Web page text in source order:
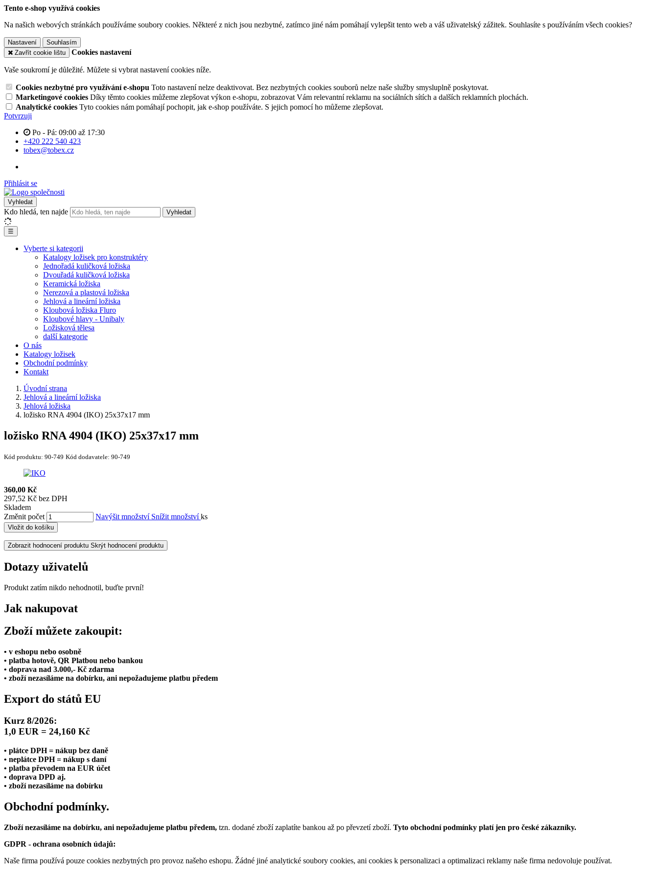
Tento e-shop využívá cookies
Na našich webových stránkách používáme soubory cookies. Některé z nich jsou nezbytné, zatímco jiné nám pomáhají vylepšit tento web a váš uživatelský zážitek. Souhlasíte s používáním všech cookies?
Nastavení
Souhlasím
Zavřít cookie lištu
Cookies nastavení
Vaše soukromí je důležité. Můžete si vybrat nastavení cookies níže.
Cookies nezbytné pro využívání e-shopu Toto nastavení nelze deaktivovat. Bez nezbytných cookies souborů nelze naše služby smysluplně poskytovat.
Marketingové cookies Díky těmto cookies můžeme zlepšovat výkon e-shopu, zobrazovat Vám relevantní reklamu na sociálních sítích a dalších reklamních plochách.
Analytické cookies Tyto cookies nám pomáhají pochopit, jak e-shop používáte. S jejich pomocí ho můžeme zlepšovat.
Potvrzuji
Po - Pá: 09:00 až 17:30
+420 222 540 423
tobex@tobex.cz
Přihlásit se
Vyhledat
Kdo hledá, ten najde Vyhledat
☰
Vyberte si kategorii
Katalogy ložisek pro konstruktéry
Jednořadá kuličková ložiska
Dvouřadá kuličková ložiska
Keramická ložiska
Nerezová a plastová ložiska
Jehlová a lineární ložiska
Kloubová ložiska Fluro
Kloubové hlavy - Unibaly
Ložisková tělesa
další kategorie
O nás
Katalogy ložisek
Obchodní podmínky
Kontakt
Úvodní strana
Jehlová a lineární ložiska
Jehlová ložiska
ložisko RNA 4904 (IKO) 25x37x17 mm
ložisko RNA 4904 (IKO) 25x37x17 mm
Kód produktu: 90-749 Kód dodavatele: 90-749
360,00 Kč
297,52 Kč bez DPH
Skladem
Změnit počet
Navýšit množství Snížit množstvíks
Vložit do košíku
Zobrazit hodnocení produktu Skrýt hodnocení produktu
Dotazy uživatelů
Produkt zatím nikdo nehodnotil, buďte první!
Jak nakupovat
Zboží můžete zakoupit:
• v eshopu nebo osobně
• platba hotově, QR Platbou nebo bankou
• doprava nad 3.000,- Kč zdarma
• zboží nezasíláme na dobírku, ani nepožadujeme platbu předem
Export do států EU
Kurz 8/2026:
1,0 EUR = 24,160 Kč
• plátce DPH = nákup bez daně
• neplátce DPH = nákup s daní
• platba převodem na EUR účet
• doprava DPD aj.
• zboží nezasíláme na dobírku
Obchodní podmínky.
Zboží nezasíláme na dobírku, ani nepožadujeme platbu předem, tzn. dodané zboží zaplatíte bankou až po převzetí zboží. Tyto obchodní podmínky platí jen pro české zákazníky.
GDPR - ochrana osobních údajů:
Naše firma používá pouze cookies nezbytných pro provoz našeho eshopu. Žádné jiné analytické soubory cookies, ani cookies k personalizaci a optimalizaci reklamy naše firma nedovoluje používat.